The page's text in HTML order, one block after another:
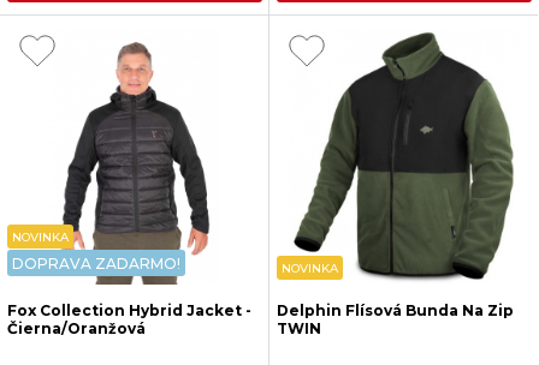
NOVINKA
DOPRAVA ZADARMO!
Fox Collection Hybrid Jacket -
Čierna/Oranžová
NOVINKA
Delphin Flísová Bunda Na Zip
TWIN